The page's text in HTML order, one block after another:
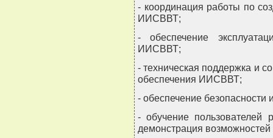
- координация работы по
ИИСВВТ;
- обеспечение
ИИСВВТ;
- техническая поддержка и
обеспечения ИИСВВТ;
- обеспечение
- обучение пользователей
демонстрация